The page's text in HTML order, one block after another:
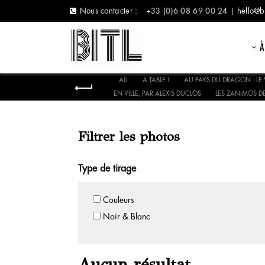
Nous contacter : +33 (0)6 08 69 00 24 |
ALL A TABLE ! AU PAYS DU DRAGON : LE
EN VILLE, PAR ALEXIS DUCLOS LES ZANIMOS
Filtrer les photos
Type de tirage
Couleurs
Noir & Blanc